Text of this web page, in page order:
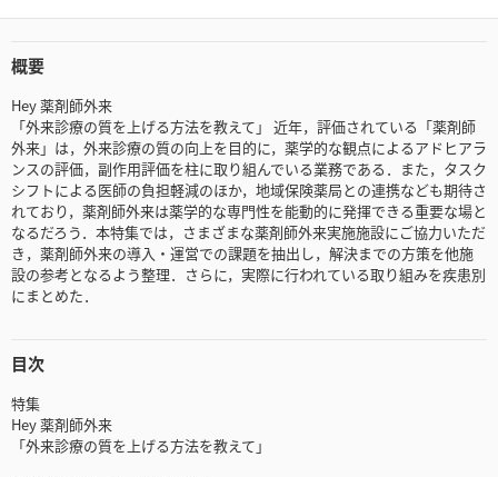
概要
Hey 薬剤師外来
「外来診療の質を上げる方法を教えて」 近年，評価されている「薬剤師
外来」は，外来診療の質の向上を目的に，薬学的な観点によるアドヒアラ
ンスの評価，副作用評価を柱に取り組んでいる業務である．また，タスク
シフトによる医師の負担軽減のほか，地域保険薬局との連携なども期待さ
れており，薬剤師外来は薬学的な専門性を能動的に発揮できる重要な場と
なるだろう．本特集では，さまざまな薬剤師外来実施施設にご協力いただ
き，薬剤師外来の導入・運営での課題を抽出し，解決までの方策を他施
設の参考となるよう整理．さらに，実際に行われている取り組みを疾患別
にまとめた．
目次
特集
Hey 薬剤師外来
「外来診療の質を上げる方法を教えて」